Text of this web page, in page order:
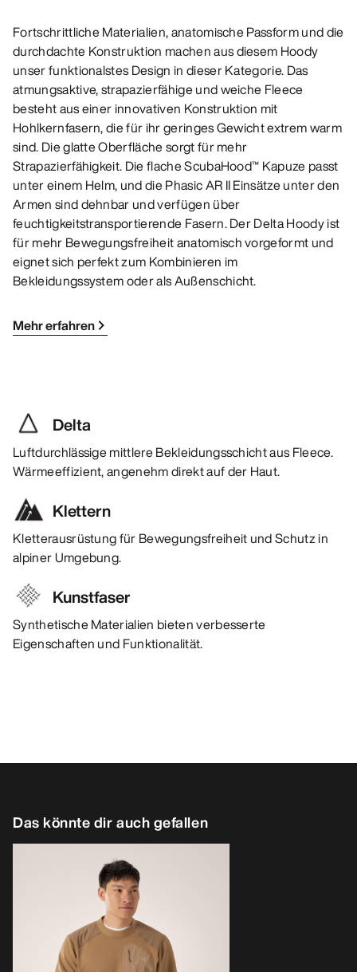
Fortschrittliche Materialien, anatomische Passform und die
durchdachte Konstruktion machen aus diesem Hoody
unser funktionalstes Design in dieser Kategorie. Das
atmungsaktive, strapazierfähige und weiche Fleece
besteht aus einer innovativen Konstruktion mit
Hohlkernfasern, die für ihr geringes Gewicht extrem warm
sind. Die glatte Oberfläche sorgt für mehr
Strapazierfähigkeit. Die flache ScubaHood™ Kapuze passt
unter einem Helm, und die Phasic AR II Einsätze unter den
Armen sind dehnbar und verfügen über
feuchtigkeitstransportierende Fasern. Der Delta Hoody ist
für mehr Bewegungsfreiheit anatomisch vorgeformt und
eignet sich perfekt zum Kombinieren im
Bekleidungssystem oder als Außenschicht.
Mehr erfahren
Delta
Luftdurchlässige mittlere Bekleidungsschicht aus Fleece.
Wärmeeffizient, angenehm direkt auf der Haut.
Klettern
Kletterausrüstung für Bewegungsfreiheit und Schutz in
alpiner Umgebung.
Kunstfaser
Synthetische Materialien bieten verbesserte
Eigenschaften und Funktionalität.
Das könnte dir auch gefallen